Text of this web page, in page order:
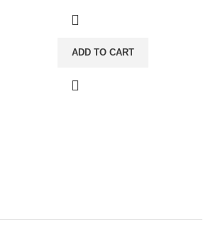
ADD TO CART